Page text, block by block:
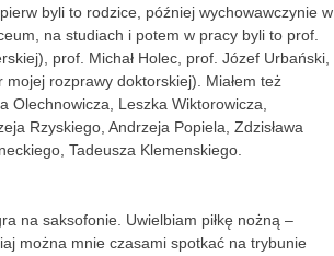
byli to rodzice, później wychowawczynie w
na studiach i potem w pracy byli to prof.
prof. Michał Holec, prof. Józef Urbański,
rozprawy doktorskiej). Miałem też
Olechnowicza, Leszka Wiktorowicza,
Rzyskiego, Andrzeja Popiela, Zdzisława
Tadeusza Klemenskiego.
na saksofonie. Uwielbiam piłkę nożną –
można mnie czasami spotkać na trybunie